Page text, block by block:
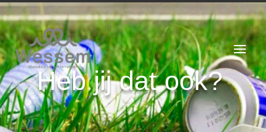
Heb jij dat ook?